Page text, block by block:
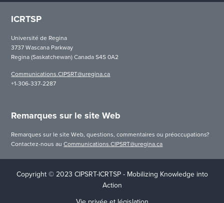
ICRTSP
Université de Regina
3737 Wascana Parkway
Regina (Saskatchewan) Canada S4S 0A2
Communications.CIPSRT@uregina.ca
+1-306-337-2287
Remarques sur le site Web
Remarques sur le site Web, questions, commentaires ou préoccupations?
Contactez-nous auCommunications.CIPSRT@uregina.ca
Copyright © 2023 CIPSRT-ICRTSP - Mobilizing Knowledge into
Action